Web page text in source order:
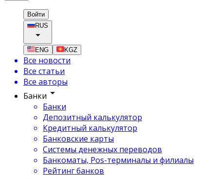
Войти
RUS
ENG KGZ
Все новости
Все статьи
Все авторы
Банки
Банки
Депозитный калькулятор
Кредитный калькулятор
Банковские карты
Системы денежных переводов
Банкоматы, Pos-терминалы и филиалы
Рейтинг банков